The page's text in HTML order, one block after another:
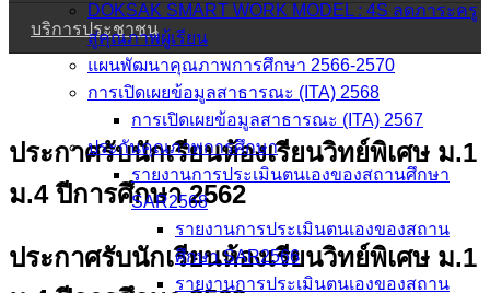
บริการประชาชน
DOKSAK SMART WORK MODEL : 4S ลดภาระครู
สู่คุณภาพผู้เรียน
แผนพัฒนาคุณภาพการศึกษา 2566-2570
การเปิดเผยข้อมูลสาธารณะ (ITA) 2568
การเปิดเผยข้อมูลสาธารณะ (ITA) 2567
ประกันคุณภาพการศึกษา
รายงานการประเมินตนเองของสถานศึกษา
SAR2568
รายงานการประเมินตนเองของสถาน
ศึกษา SAR2566
รายงานการประเมินตนเองของสถาน
ประกาศรับนักเรียนห้องเรียนวิทย์พิเศษ ม.1
ม.4 ปีการศึกษา 2562
ประกาศรับนักเรียนห้องเรียนวิทย์พิเศษ ม.1